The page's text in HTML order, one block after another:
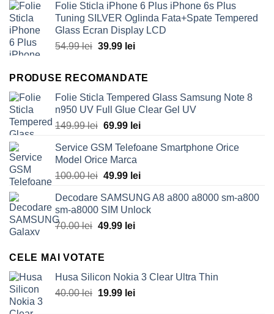
a
fost:
300.00 lei.
este:
224.99 lei.
Folie Sticla iPhone 6 Plus iPhone 6s Plus
Tuning SILVER Oglinda Fata+Spate Tempered
Glass Ecran Display LCD
54.99lei Prețul
fost:
54.99 lei.
39.99 leiPrețul
39.99 lei.
PRODUSE RECOMANDATE
Folie Sticla Tempered Glass Samsung Note 8
n950 UV Full Glue Clear Gel UV
149.99lei Prețul
a
fost:
149.99 lei.
69.99 leiPrețul
este:
Service GSM Telefoane Smartphone Orice
Model Orice Marca
100.00lei Prețul
a
fost:
100.00 lei.
49.99 leiPrețul
este:
49.99 lei.
Decodare SAMSUNG A8 a800 a8000 sm-a800
sm-a8000 SIM Unlock
70.00lei Prețul
fost:
70.00 lei.
49.99 leiPrețul
CELE MAI VOTATE
Husa Silicon Nokia 3 Clear Ultra Thin
40.00lei Prețul
19.99 leiPrețul